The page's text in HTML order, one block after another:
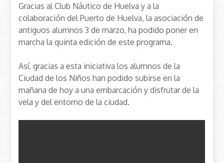
Gracias al Club Náutico de Huelva y a la
colaboración del Puerto de Huelva, la asociación de
antiguos alumnos 3 de marzo, ha podido poner en
marcha la quinta edición de este programa.
Así, gracias a esta iniciativa los alumnos de la
Ciudad de los Niños han podido subirse en la
mañana de hoy a una embarcación y disfrutar de la
vela y del entorno de la ciudad.